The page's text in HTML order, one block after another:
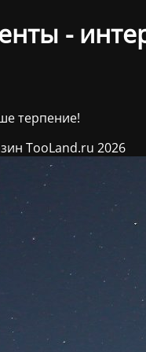
-
терпение!
TooLand.ru 2026